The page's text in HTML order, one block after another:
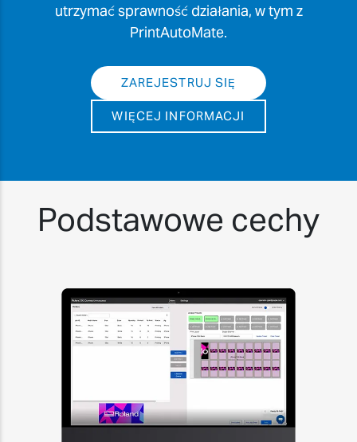
utrzymać sprawność działania, w tym z
PrintAutoMate.
ZAREJESTRUJ SIĘ
WIĘCEJ INFORMACJI
Podstawowe cechy